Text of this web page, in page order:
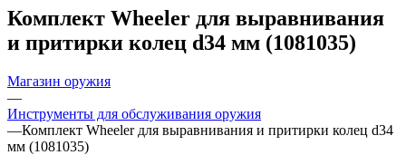
Комплект Wheeler для выравнивания
и притирки колец d34 мм (1081035)
Магазин оружия
—
Инструменты для обслуживания оружия
—Комплект Wheeler для выравнивания и притирки колец d34
мм (1081035)